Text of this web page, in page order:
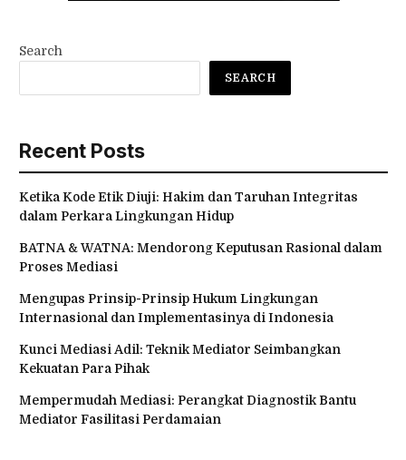
Search
SEARCH
Recent Posts
Ketika Kode Etik Diuji: Hakim dan Taruhan Integritas
dalam Perkara Lingkungan Hidup
BATNA & WATNA: Mendorong Keputusan Rasional dalam
Proses Mediasi
Mengupas Prinsip-Prinsip Hukum Lingkungan
Internasional dan Implementasinya di Indonesia
Kunci Mediasi Adil: Teknik Mediator Seimbangkan
Kekuatan Para Pihak
Mempermudah Mediasi: Perangkat Diagnostik Bantu
Mediator Fasilitasi Perdamaian